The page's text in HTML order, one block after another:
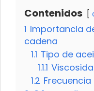
Contenidos
1 Importancia
cadena
1.1 Tipo de
1.1.1
1.2